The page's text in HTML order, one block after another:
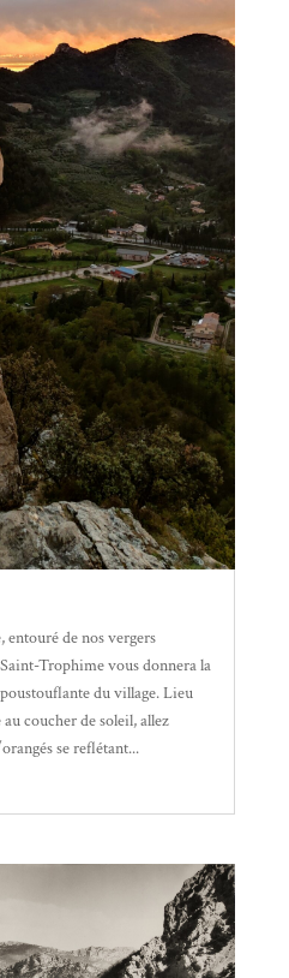
de nos vergers
Trophime vous donnera la
du village. Lieu
coucher de soleil, allez
se reflétant...